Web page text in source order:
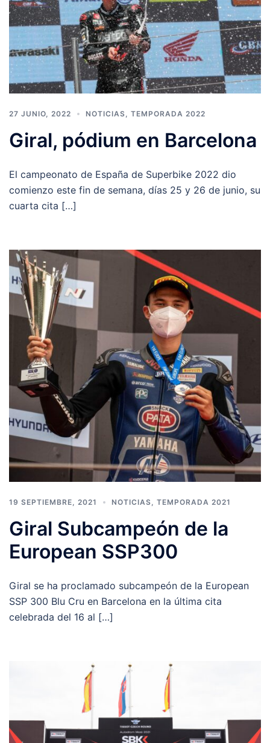
27 JUNIO, 2022 NOTICIAS TEMPORADA 2022
Giral, pódium en Barcelona
El campeonato de España de Superbike 2022 dio
comienzo este fin de semana, días 25 y 26 de junio, su
cuarta cita […]
19 SEPTIEMBRE, 2021 NOTICIAS TEMPORADA 2021
Giral Subcampeón de la
European SSP300
Giral se ha proclamado subcampeón de la European
SSP 300 Blu Cru en Barcelona en la última cita
celebrada del 16 al […]